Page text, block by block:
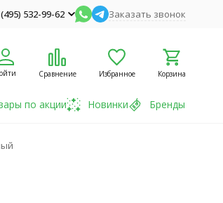
532-99-62 Заказать звонок
Сравнение Избранное Корзина
по акции Новинки Бренды